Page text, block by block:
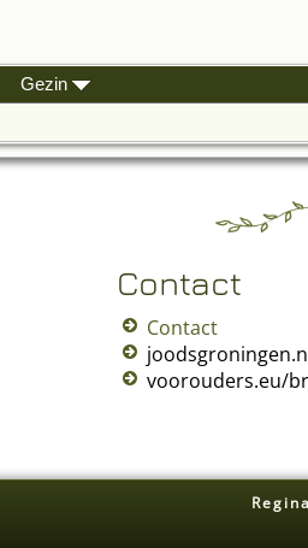
Gezin
Contact
Contact
voorouders.eu/